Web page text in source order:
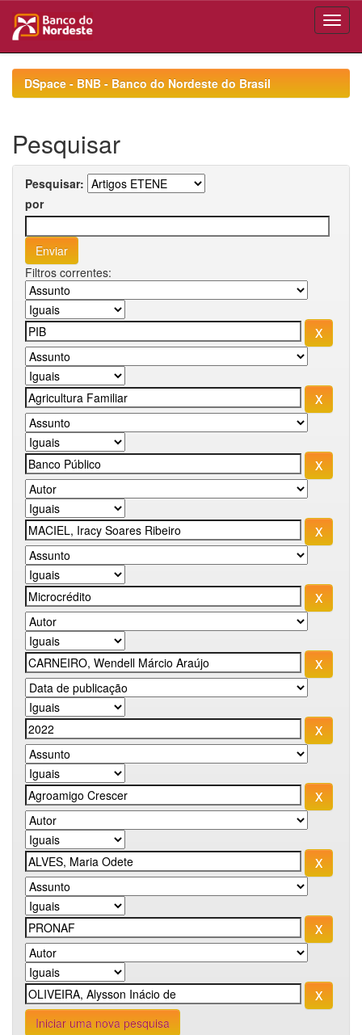
navigationDSpace - BNB - Banco do Nordeste do Brasil
Pesquisar
Pesquisar:
por
Filtros correntes:
Iniciar uma nova pesquisa